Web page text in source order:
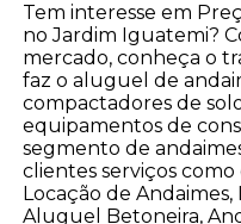
Tem interesse em
no Jardim Iguatemi?
mercado, conheça o
faz o aluguel de
compactadores de
equipamentos de
segmento de
clientes serviços
Locação de
Aluguel Betoneira,